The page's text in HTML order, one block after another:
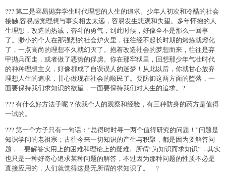
??? 第二是容易抛弃学生时代理想的人生的追求。少年人初次和冷酷的社会
接触,容易感觉理想与事实相去太远，容易发生悲观和失望。多年怀抱的人
生理想，改造的热诚，奋斗的勇气，到此时候，好像全不是那么一回事
了。渺小的个人在那强烈的社会炉火里，往往经不起长时期的烤炼就熔化
了，一点高尚的理想不久就幻灭了。抱着改造社会的梦想而来，往往是弃
甲抛兵而走，或者做了恶势的俘虏。你在那牢狱里，回想那少年气壮时代
的种种理想主义，好像都成了自误误人的迷梦！从此以后，你就甘心放弃
理想人生的追求，甘心做现在社会的顺民了。要防御这两方面的堕落，一
面要保持我们求知识的欲望，一面要保持我们对人生的追求。?
??? 有什么好方法子呢？依我个人的观察和经验，有三种防身的药方是值得
一试的。
??? 第一个方子只有一句话：“总得时时寻一两个值得研究的问题！”问题是
知识学问的老祖宗；古往今来一切知识的产生与积聚，都是因为要解答问
题，---要解答实用上的困难和理论上的疑难。所谓“为知识而求知识”，其实
也只是一种好奇心追求某种问题的解答，不过因为那种问题的性质不必是
直接应用的，人们就觉得这是无所谓的求知识了。 ?